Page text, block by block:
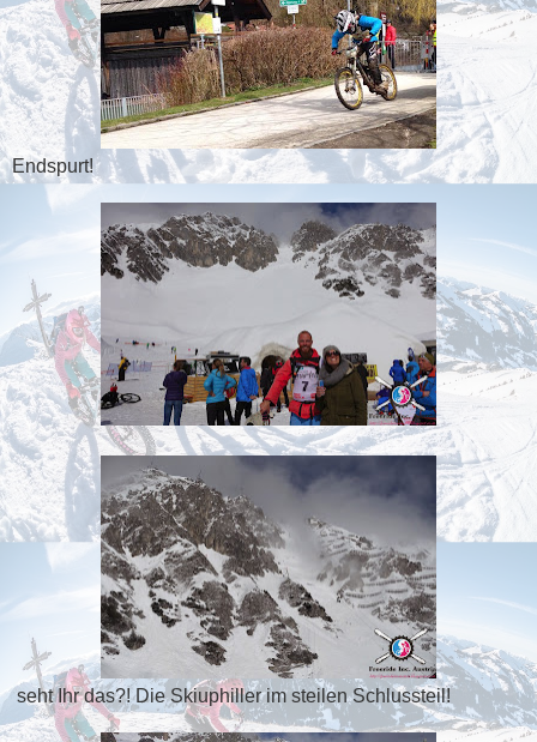
Endspurt!
seht Ihr das?! Die Skiuphiller im steilen Schlussteil!